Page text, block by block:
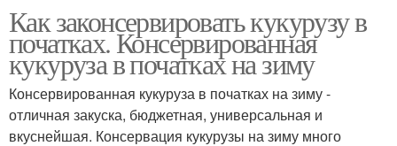
Как законсервировать кукурузу в
початках. Консервированная
кукуруза в початках на зиму
Консервированная кукуруза в початках на зиму -
отличная закуска, бюджетная, универсальная и
вкуснейшая. Консервация кукурузы на зиму много